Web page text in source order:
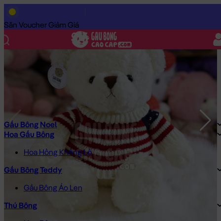
Săn Voucher Giảm Giá
Gấu Bông Noel
Hoa Gấu Bông
Hoa Hồng Khổng Lồ
Gấu Bông Teddy
Gấu Bông Áo Len
Thú Bông
Trang Chủ